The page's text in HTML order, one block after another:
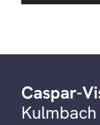
Caspar-
Kulmbach